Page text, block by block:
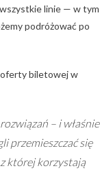
linie — w tym
podróżować po
oferty biletowej w
– i właśnie
przemieszczać się
której korzystają